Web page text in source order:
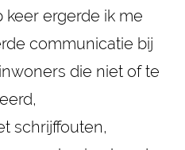
keer ergerde ik me
communicatie bij
die niet of te
schrijffouten,